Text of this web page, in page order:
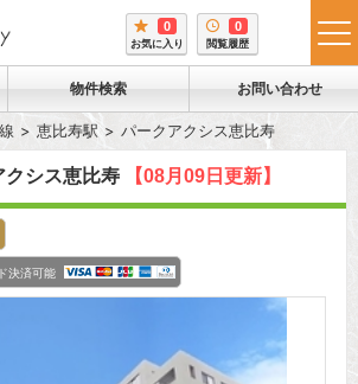
0
お気に入り
0
閲覧履歴
物件検索 お問い合わせ
恵比寿駅 パークアクシス恵比寿
クシス恵比寿 【08月09日更新】
決済可能